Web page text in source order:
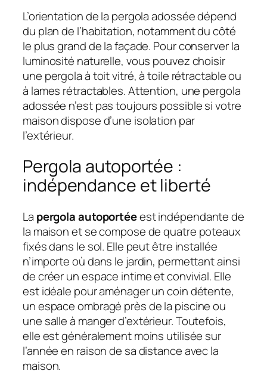
L’orientation de la pergola adossée dépend
du plan de l’habitation, notamment du côté
le plus grand de la façade. Pour conserver la
luminosité naturelle, vous pouvez choisir
une pergola à toit vitré, à toile rétractable ou
à lames rétractables. Attention, une pergola
adossée n’est pas toujours possible si votre
maison dispose d’une isolation par
l’extérieur.
Pergola autoportée :
indépendance et liberté
La pergola autoportéeest indépendante de
la maison et se compose de quatre poteaux
fixés dans le sol. Elle peut être installée
n’importe où dans le jardin, permettant ainsi
de créer un espace intime et convivial. Elle
est idéale pour aménager un coin détente,
un espace ombragé près de la piscine ou
une salle à manger d’extérieur. Toutefois,
elle est généralement moins utilisée sur
l’année en raison de sa distance avec la
maison.